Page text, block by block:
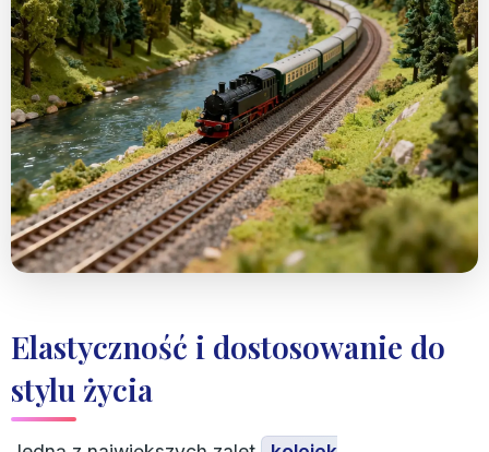
Malowniczy krajobraz kolejowy nad rzeką -
przykład harmonijnego wpisania
infrastruktury w naturalny krajobraz
Elastyczność i dostosowanie do
stylu życia